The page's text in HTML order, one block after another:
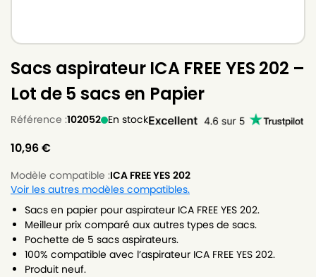
Sacs aspirateur ICA FREE YES 202 –
Lot de 5 sacs en Papier
Référence :102052 En stock
10,96€
Modèle compatible :ICA FREE YES 202
Voir les autres modèles compatibles.
Sacs en papier pour aspirateur ICA FREE YES 202.
Meilleur prix comparé aux autres types de sacs.
Pochette de 5 sacs aspirateurs.
100% compatible avec l’aspirateur ICA FREE YES 202.
Produit neuf.